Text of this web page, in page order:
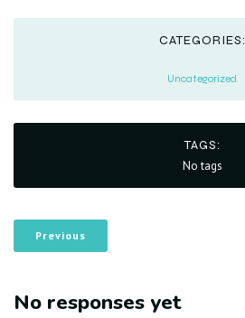
CATEGORIES:
Uncategorized
TAGS:
No tags
Previous
No responses yet